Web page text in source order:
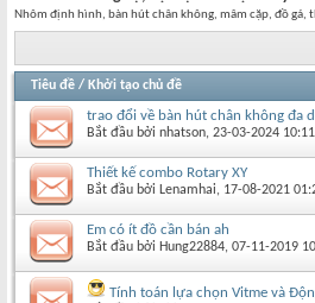
Nhôm định hình, bàn hút chân không, mâm cặp, đồ gá,
Tiêu đề / Khởi tạo chủ đề
trao đổi về bàn hút chân không đa
Bắt đầu bởi nhatson‎, 23-03-2024
Thiết kế combo Rotary XY
Bắt đầu bởi Lenamhai‎, 17-08-2021
Em có ít đồ cần bán ah
Bắt đầu bởi Hung22884‎, 07-11-2019
Tính toán lựa chọn Vitme và